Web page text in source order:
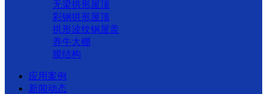
无梁拱形屋顶
彩钢拱形屋顶
拱形波纹钢屋盖
养牛大棚
膜结构
应用案例
新闻动态